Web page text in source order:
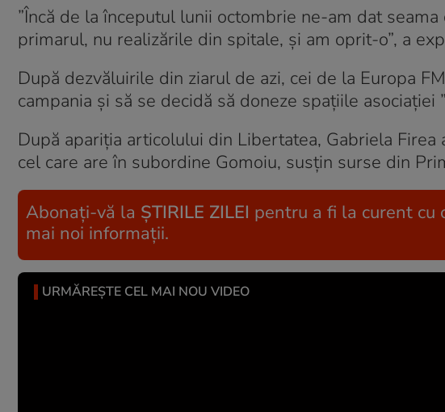
”Încă de la începutul lunii octombrie ne-am dat
primarul, nu realizările din spitale, și am oprit-o”, a
După dezvăluirile din ziarul de azi, cei de la Europa
campania și să se decidă să doneze spațiile asociației
După apariția articolului din Libertatea, Gabriela
cel care are în subordine Gomoiu, susțin surse din
Abonați-vă la ȘTIRILE ZILEI pentru a fi la curent cu
mai noi informații.
URMĂREȘTE CEL MAI NOU VIDEO